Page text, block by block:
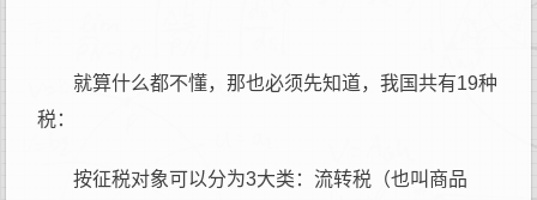
就算什么都不懂，那也必须先知道，我国共有19种
税：
按征税对象可以分为3大类：流转税（也叫商品